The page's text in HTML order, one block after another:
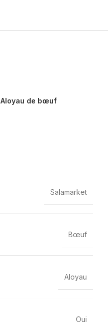
Aloyau de bœuf
Salamarket
Bœuf
Aloyau
Oui